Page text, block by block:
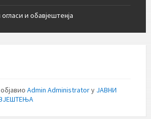
огласи и обавјештенја
објавио Admin Administratorу ЈАВНИ